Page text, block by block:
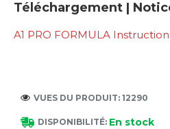
Téléchargement |
A1 PRO FORMULA
DISPONIBILITÉ: En stock
VUES DU PRODUIT: 12290